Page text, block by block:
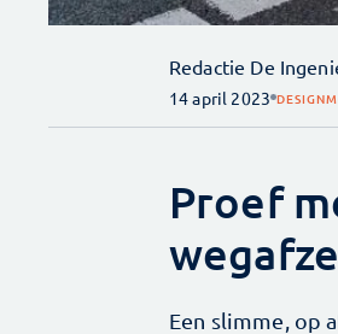
Redactie De
14 april 2023 DESIGN
Proef
Een slimme, op